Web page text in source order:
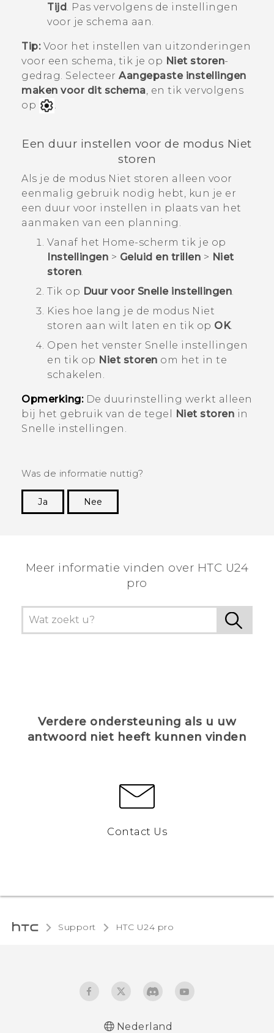
Tijd Pas vervolgens de instellingen
voor je schema aan.
Tip:Voor het instellen van uitzonderingen
voor een schema, tik je op Niet storen-
gedrag. Selecteer Aangepaste instellingen
maken voor dit schema , en tik vervolgens
op
Een duur instellen voor de modus Niet
storen
Als je de modus Niet storen alleen voor
eenmalig gebruik nodig hebt, kun je er
een duur voor instellen in plaats van het
aanmaken van een planning.
Vanaf het Home-scherm tik je op
Instellingen > Geluid en trillen > Niet
storen.
Tik op Duur voor Snelle instellingen.
Kies hoe lang je de modus Niet
storen aan wilt laten en tik op OK.
Open het venster Snelle instellingen
en tik op Niet storen om het in te
schakelen.
Opmerking:De duurinstelling werkt alleen
bij het gebruik van de tegel
Niet storen in
Snelle instellingen .
Was de informatie nuttig?
Ja
Nee
Meer informatie vinden over HTC U24
pro
Verdere ondersteuning als u uw
antwoord niet heeft kunnen vinden
Contact Us
Support HTC U24 pro‎
Nederland